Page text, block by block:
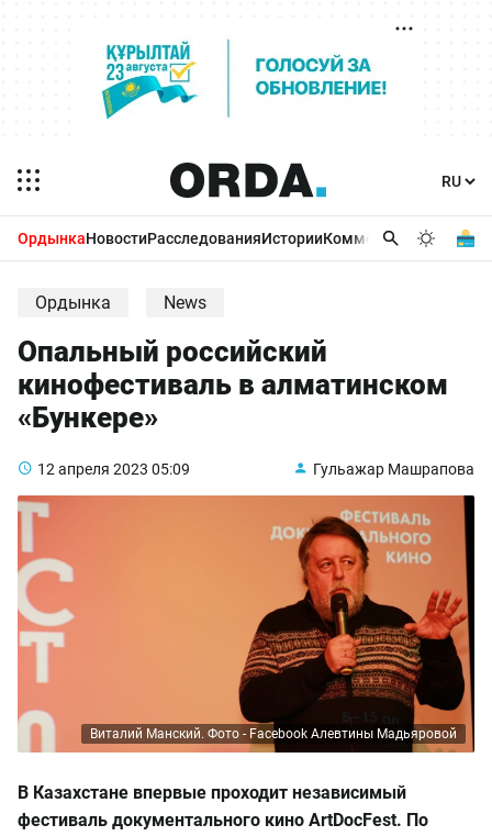
ОрдынкаНовостиРасследованияИсторииКомментарииБизнес
Ордынка News
Опальный российский
кинофестиваль в алматинском
«Бункере»
12 апреля 2023 05:09 Гульажар Машрапова
Виталий Манский. Фото - Facebook Алевтины Мадьяровой
В Казахстане впервые проходит независимый
фестиваль документального кино ArtDocFest. По